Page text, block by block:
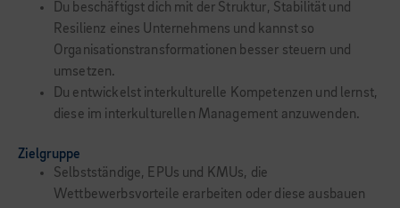
Du beschäftigst dich mit der Struktur, Stabilität und
Resilienz eines Unternehmens und kannst so
Organisationstransformationen besser steuern und
umsetzen.
Du entwickelst interkulturelle Kompetenzen und lernst,
diese im interkulturellen Management anzuwenden.
Zielgruppe
Selbstständige, EPUs und KMUs, die
Wettbewerbsvorteile erarbeiten oder diese ausbauen